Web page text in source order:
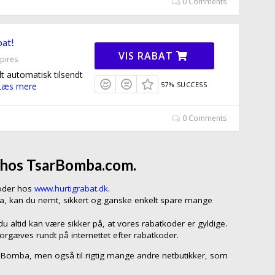
automatisk tilsendt
mere
VIS RABAT
57% SUCCESS
0 Comments
TsarBomba.com.
hos www.hurtigrabat.dk.
kan du nemt, sikkert og ganske enkelt spare mange
altid kan være sikker på, at vores rabatkoder er gyldige.
rundt på internettet efter rabatkoder.
men også til rigtig mange andre netbutikker, som